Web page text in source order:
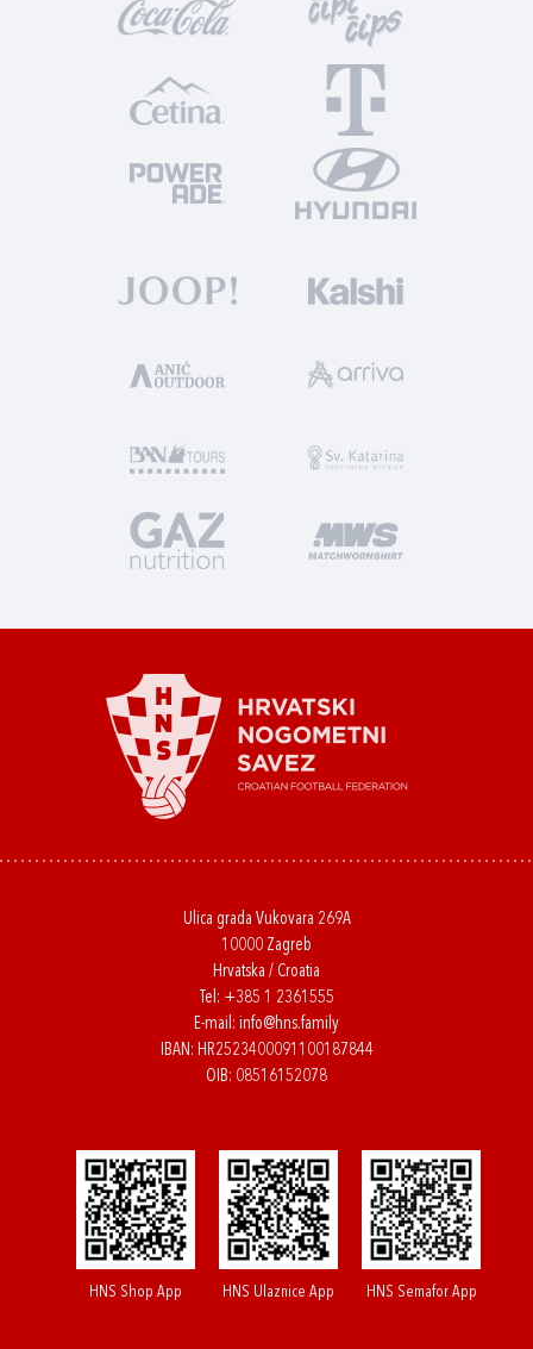
Ulica grada Vukovara 269A
10000 Zagreb
Hrvatska / Croatia
Tel: +385 1 2361555
E-mail: info@hns.family
IBAN: HR2523400091100187844
OIB: 08516152078
HNS Shop App HNS Ulaznice App HNS Semafor App